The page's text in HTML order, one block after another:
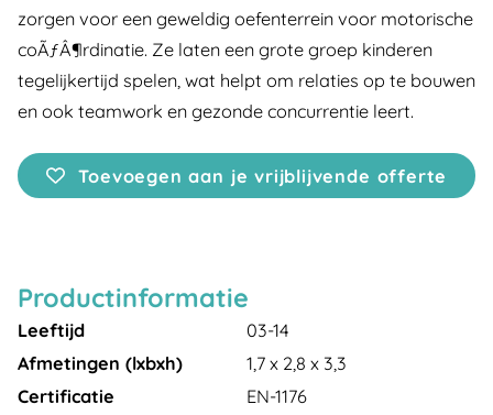
zorgen voor een geweldig oefenterrein voor motorische
coÃƒÂ¶rdinatie. Ze laten een grote groep kinderen
tegelijkertijd spelen, wat helpt om relaties op te bouwen
en ook teamwork en gezonde concurrentie leert.
Toevoegen aan je vrijblijvende offerte
Productinformatie
Leeftijd
03-14
Afmetingen (lxbxh)
1,7 x 2,8 x 3,3
Certificatie
EN-1176